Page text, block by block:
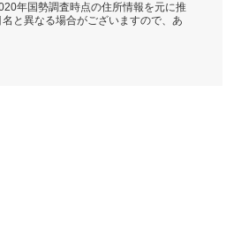
年国勢調査時点の住所情報を元に推
と異なる場合がございますので、あ